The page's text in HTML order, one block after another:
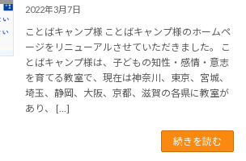
2022年3月7日
ことばキャンプ様 ことばキャンプ様のホームペ
ージをリニューアルさせていただきました。 こ
とばキャンプ様は、子どもの知性・感情・意志
を育てる教室で、現在は神奈川、東京、宮城、
埼玉、静岡、大阪、京都、滋賀の各県に教室が
あり、 […]
続きを読む